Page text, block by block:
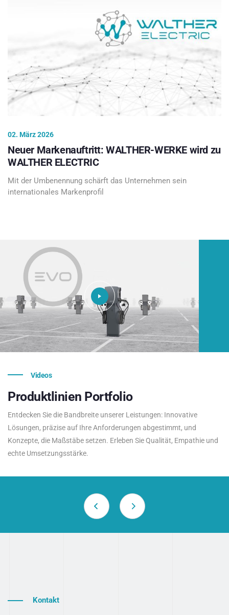
02. März 2026
Neuer Markenauftritt: WALTHER-WERKE wird zu
WALTHER ELECTRIC
Mit der Umbenennung schärft das Unternehmen sein
internationales Markenprofil
Videos
Produktlinien Portfolio
Entdecken Sie die Bandbreite unserer Leistungen: Innovative
Lösungen, präzise auf Ihre Anforderungen abgestimmt, und
Konzepte, die Maßstäbe setzen. Erleben Sie Qualität, Empathie und
echte Umsetzungsstärke.
Kontakt